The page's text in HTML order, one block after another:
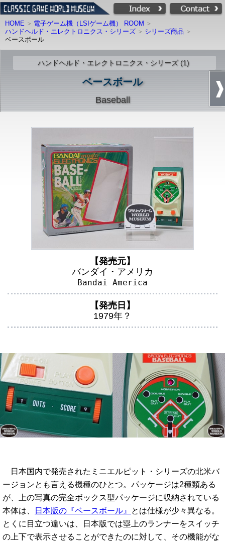
HOME
電子ゲーム機（LSIゲーム機） ROOM
ハンドヘルド・エレクトロニクス・シリーズ
シリーズ商品
ベースボール
ハンドヘルド・エレクトロニクス・シリーズ (1)
ベースボール
Baseball
【発売元】
バンダイ・アメリカ
Bandai America
【発売日】
1979年？
日本国内で発売されたミニエルピット・シリーズの北米バ
ージョンとも言える機種のひとつ。パッケージは2種類ある
が、上の写真の完全ボックス型パッケージに収納されている
本体は、
日本版の『ベースボール』
とは仕様が少々異なる。
とくに目立つ違いは、日本版では塁上のランナーをスイッチ
の上下で表示させることができたのに対して、その機能がな